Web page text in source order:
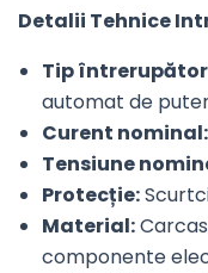
Detalii Tehnice
Tip
automat de
Curent nominal:
Tensiune
Protecție:
Material:
componente